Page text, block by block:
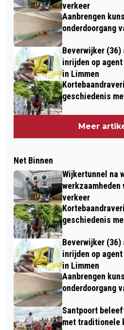
verkeer
Aanbrengen
onderdoorgang
Beverwijker (36)
inrijden op
in Limmen
geschiedenis
Meer
Net Binnen
Wijkertunnel na
werkzaamheden
verkeer
geschiedenis
Beverwijker (36)
inrijden op
in Limmen
Aanbrengen
onderdoorgang
Santpoort
met traditionele